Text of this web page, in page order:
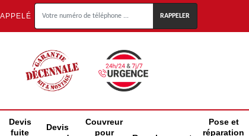
Devis
fuite
Devis
Couvreur
pour
Pose et
réparation